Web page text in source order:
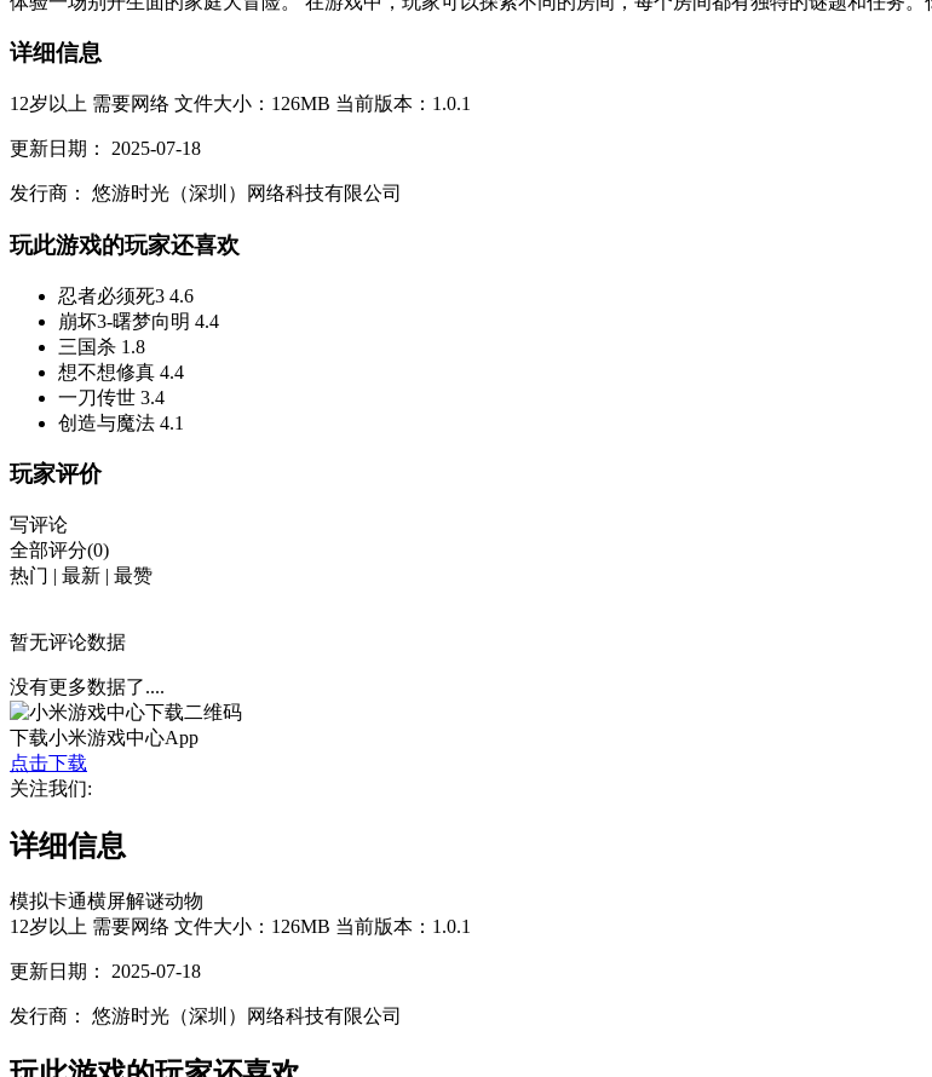
详细信息
12岁以上 需要网络 文件大小：126MB 当前版本：1.0.1
更新日期： 2025-07-18
发行商： 悠游时光（深圳）网络科技有限公司
玩此游戏的玩家还喜欢
忍者必须死3 4.6
崩坏3-曙梦向明 4.4
三国杀 1.8
想不想修真 4.4
一刀传世 3.4
创造与魔法 4.1
玩家评价
写评论
全部评分(0)
热门 | 最新 | 最赞
暂无评论数据
没有更多数据了....
下载小米游戏中心App
点击下载
关注我们:
详细信息
模拟卡通横屏解谜动物
12岁以上 需要网络 文件大小：126MB 当前版本：1.0.1
更新日期： 2025-07-18
发行商： 悠游时光（深圳）网络科技有限公司